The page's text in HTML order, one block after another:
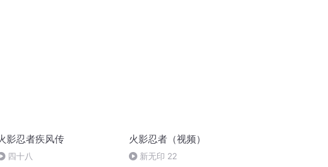
影忍者疾风传
四十八
火影忍者（视频）
新无印 22